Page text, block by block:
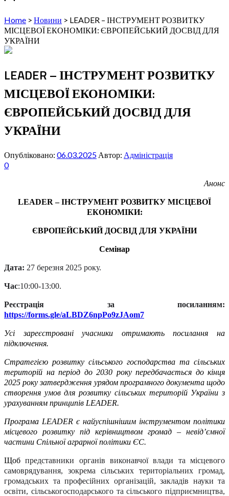
Home > Новини > LEADER – ІНСТРУМЕНТ РОЗВИТКУ
МІСЦЕВОЇ ЕКОНОМІКИ: ЄВРОПЕЙСЬКИЙ ДОСВІД ДЛЯ
УКРАЇНИ
LEADER – ІНСТРУМЕНТ РОЗВИТКУ
МІСЦЕВОЇ ЕКОНОМІКИ:
ЄВРОПЕЙСЬКИЙ ДОСВІД ДЛЯ
УКРАЇНИ
Опубліковано: 06.03.2025 Автор: Адміністрація
0
Анонс
LEADER – ІНСТРУМЕНТ РОЗВИТКУ МІСЦЕВОЇ
ЕКОНОМІКИ:
ЄВРОПЕЙСЬКИЙ ДОСВІД ДЛЯ УКРАЇНИ
Семінар
Дата: 27 березня 2025 року.
Час:10:00-13:00.
Реєстрація за посиланням:
https://forms.gle/aLBDZ6npPo9zJAom7
Усі зареєстровані учасники отримають посилання на
підключення.
Стратегією розвитку сільського господарства та сільських
територій на період до 2030 року передбачається до кінця
2025 року затвердження урядом програмного документа щодо
створення умов для розвитку сільських територій України з
урахуванням принципів LEADER.
Програма LEADER є найуспішнішим інструментом політики
місцевого розвитку під керівництвом громад – невід’ємної
частини Спільної аграрної політики ЄС.
Щобпредставники органів виконавчої влади та місцевого
самоврядування, зокрема сільських територіальних громад,
громадських та професійних організацій, закладів науки та
освіти, сільськогосподарського та сільського підприємництва,